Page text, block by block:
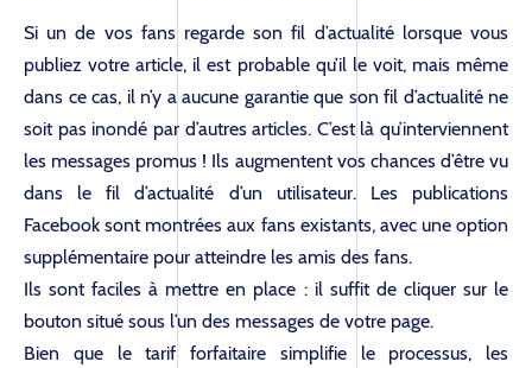
Si un de vos fans regarde son fil d’actualité lorsque vous
publiez votre article, il est probable qu’il le voit, mais même
dans ce cas, il n’y a aucune garantie que son fil d’actualité ne
soit pas inondé par d’autres articles. C’est là qu’interviennent
les messages promus ! Ils augmentent vos chances d’être vu
dans le fil d’actualité d’un utilisateur. Les publications
Facebook sont montrées aux fans existants, avec une option
supplémentaire pour atteindre les amis des fans.
Ils sont faciles à mettre en place : il suffit de cliquer sur le
bouton situé sous l’un des messages de votre page.
Bien que le tarif forfaitaire simplifie le processus, les